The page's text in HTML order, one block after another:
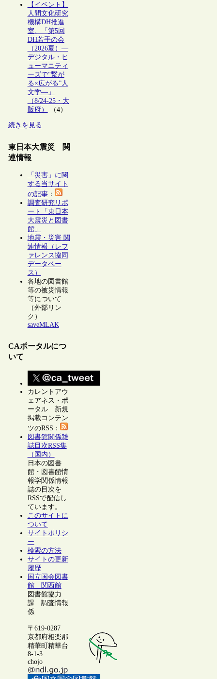
【イベント】
人間文化研究
機構DH推進
室、「第5回
DH若手の会
（2026夏）―
デジタル・ヒ
ューマニティ
ーズで“繋が
る×広がる”人
文学―」
（8/24-25・大
阪府）
（4）
続きを見る
東日本大震災 関
連情報
「災害」に関
する当サイト
の記事：
調査研究リポ
ート「東日本
大震災と図書
館」
地震・災害 関
連情報（レフ
ァレンス協同
データベー
ス）
各地の図書館
等の被災情報
等について
（外部リン
ク）
saveMLAK
CAポータルにつ
いて
カレントアウ
ェアネス・ポ
ータル 新規
掲載コンテン
ツのRSS：
図書館関係雑
誌目次RSS集
（国内）
日本の図書
館・図書館情
報学関係情報
誌の目次を
RSSで配信し
ています。
このサイトに
ついて
サイトポリシ
ー
検索の方法
サイトの更新
履歴
国立国会図書
館 関西館
図書館協力
課 調査情報
係
〒619-0287
京都府相楽郡
精華町精華台
8-1-3
chojo